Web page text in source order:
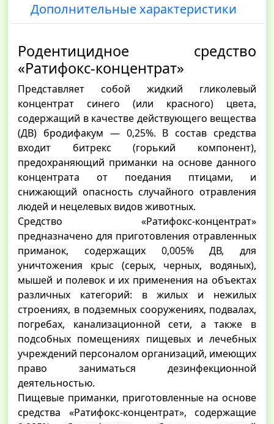
Дополнительные характеристики
Родентицидное средство
«Ратифокс-концентрат»
Представляет собой жидкий гликолевый
концентрат синего (или красного) цвета,
содержащий в качестве действующего вещества
(ДВ) бродифакум — 0,25%. В состав средства
входит битрекс (горький компонент),
предохраняющий приманки на основе данного
концентрата от поедания птицами, и
снижающий опасность случайного отравления
людей и нецелевых видов животных.
Средство «Ратифокс-концентрат»
предназначено для приготовления отравленных
приманок, содержащих 0,005% ДВ, для
уничтожения крыс (серых, черных, водяных),
мышей и полевок и их применения на объектах
различных категорий: в жилых и нежилых
строениях, в подземных сооружениях, подвалах,
погребах, канализационной сети, а также в
подсобных помещениях пищевых и лечебных
учреждений персоналом организаций, имеющих
право заниматься дезинфекционной
деятельностью.
Пищевые приманки, приготовленные на основе
средства «Ратифокс-концентрат», содержащие